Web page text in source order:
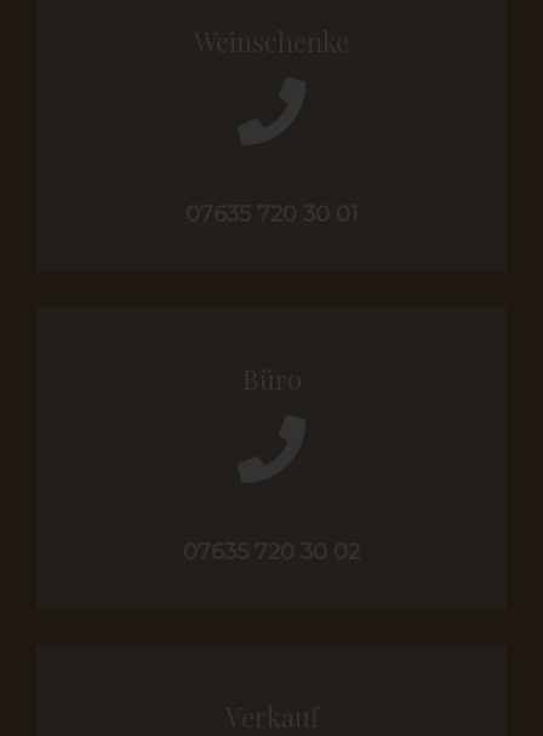
Weinschenke
07635 720 30 01
Büro
07635 720 30 02
Verkauf